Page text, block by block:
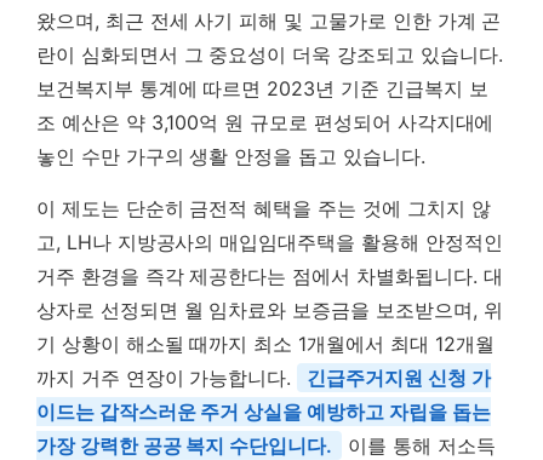
왔으며, 최근 전세 사기 피해 및 고물가로 인한 가계 곤
란이 심화되면서 그 중요성이 더욱 강조되고 있습니다.
보건복지부 통계에 따르면 2023년 기준 긴급복지 보
조 예산은 약 3,100억 원 규모로 편성되어 사각지대에
놓인 수만 가구의 생활 안정을 돕고 있습니다.
이 제도는 단순히 금전적 혜택을 주는 것에 그치지 않
고, LH나 지방공사의 매입임대주택을 활용해 안정적인
거주 환경을 즉각 제공한다는 점에서 차별화됩니다. 대
상자로 선정되면 월 임차료와 보증금을 보조받으며, 위
기 상황이 해소될 때까지 최소 1개월에서 최대 12개월
까지 거주 연장이 가능합니다.
긴급주거지원 신청 가
이드는 갑작스러운 주거 상실을 예방하고 자립을 돕는
가장 강력한 공공 복지 수단입니다.
이를 통해 저소득